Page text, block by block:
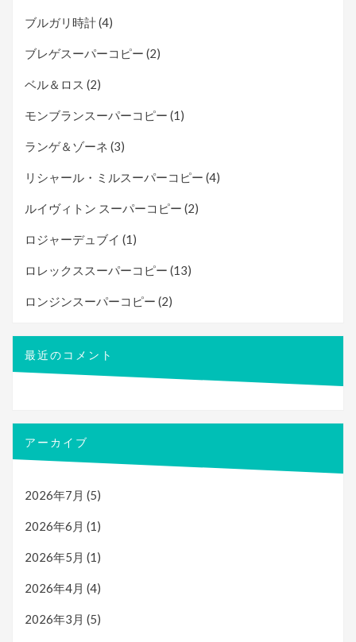
ブルガリ時計(4)
ブレゲスーパーコピー (2)
ベル＆ロス (2)
モンブランスーパーコピー (1)
ランゲ＆ゾーネ (3)
リシャール・ミルスーパーコピー (4)
ルイヴィトン スーパーコピー (2)
ロジャーデュブイ (1)
ロレックススーパーコピー (13)
ロンジンスーパーコピー (2)
最近のコメント
アーカイブ
2026年7月 (5)
2026年6月 (1)
2026年5月 (1)
2026年4月 (4)
2026年3月 (5)